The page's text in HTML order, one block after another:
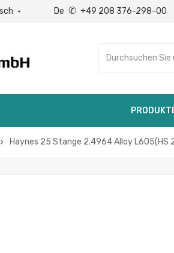
 De ✆ +49 208 376-298-00
chevron_right Haynes 25 Stange 2.4964 Alloy L605(HS